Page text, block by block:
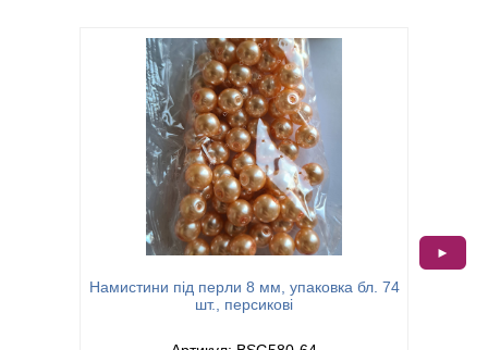
Намистини під перли 8 мм, упаковка бл. 74
шт., персикові
►